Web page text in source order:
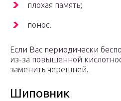
плохая память;
понос.
Если Вас периодически
из-за повышенной
заменить черешней.
Шиповник